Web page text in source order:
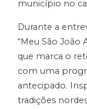
município no
Durante a
“Meu São João
que marca o
com uma
antecipado.
tradições